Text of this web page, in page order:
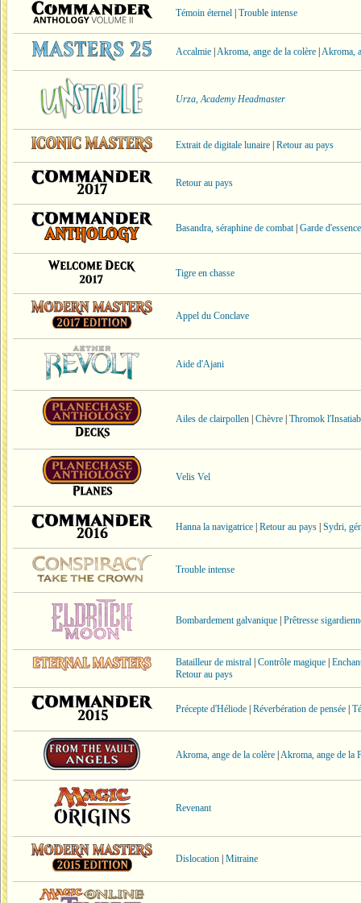
Témoin éternel Trouble intense
Accalmie Akroma, ange de la colère Akroma,
Urza, Academy Headmaster
Extrait de digitale lunaire Retour au pays
Retour au pays
Basandra, séraphine de combat| Garde d'essence
Tigre en chasse
Appel du Conclave
Aide d'Ajani
Ailes de clairpollen Chèvre Thromok
Velis Vel
Hanna la navigatrice Retour au pays Sydri,
Trouble intense
Bombardement galvanique Prêtresse
Batailleur de mistral Contrôle magique
Retour au pays
Précepte d'Héliode Réverbération de pensée
Akroma, ange de la colère Akroma, ange de la
Revenant
Dislocation Mitraine